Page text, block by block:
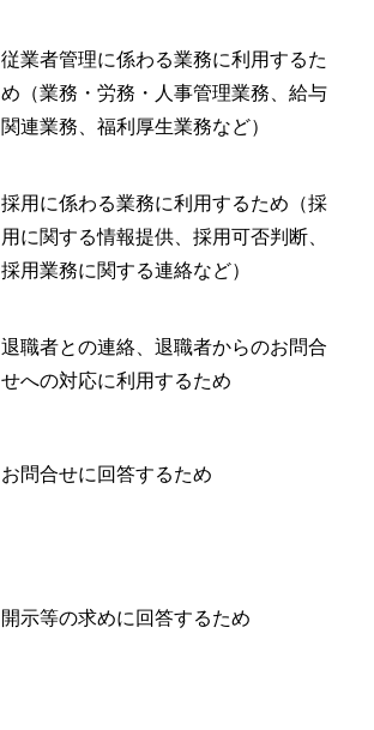
従業者管理に係わる業務に利用するた
め（業務・労務・人事管理業務、給与
関連業務、福利厚生業務など）
採用に係わる業務に利用するため（採
用に関する情報提供、採用可否判断、
採用業務に関する連絡など）
退職者との連絡、退職者からのお問合
せへの対応に利用するため
お問合せに回答するため
開示等の求めに回答するため